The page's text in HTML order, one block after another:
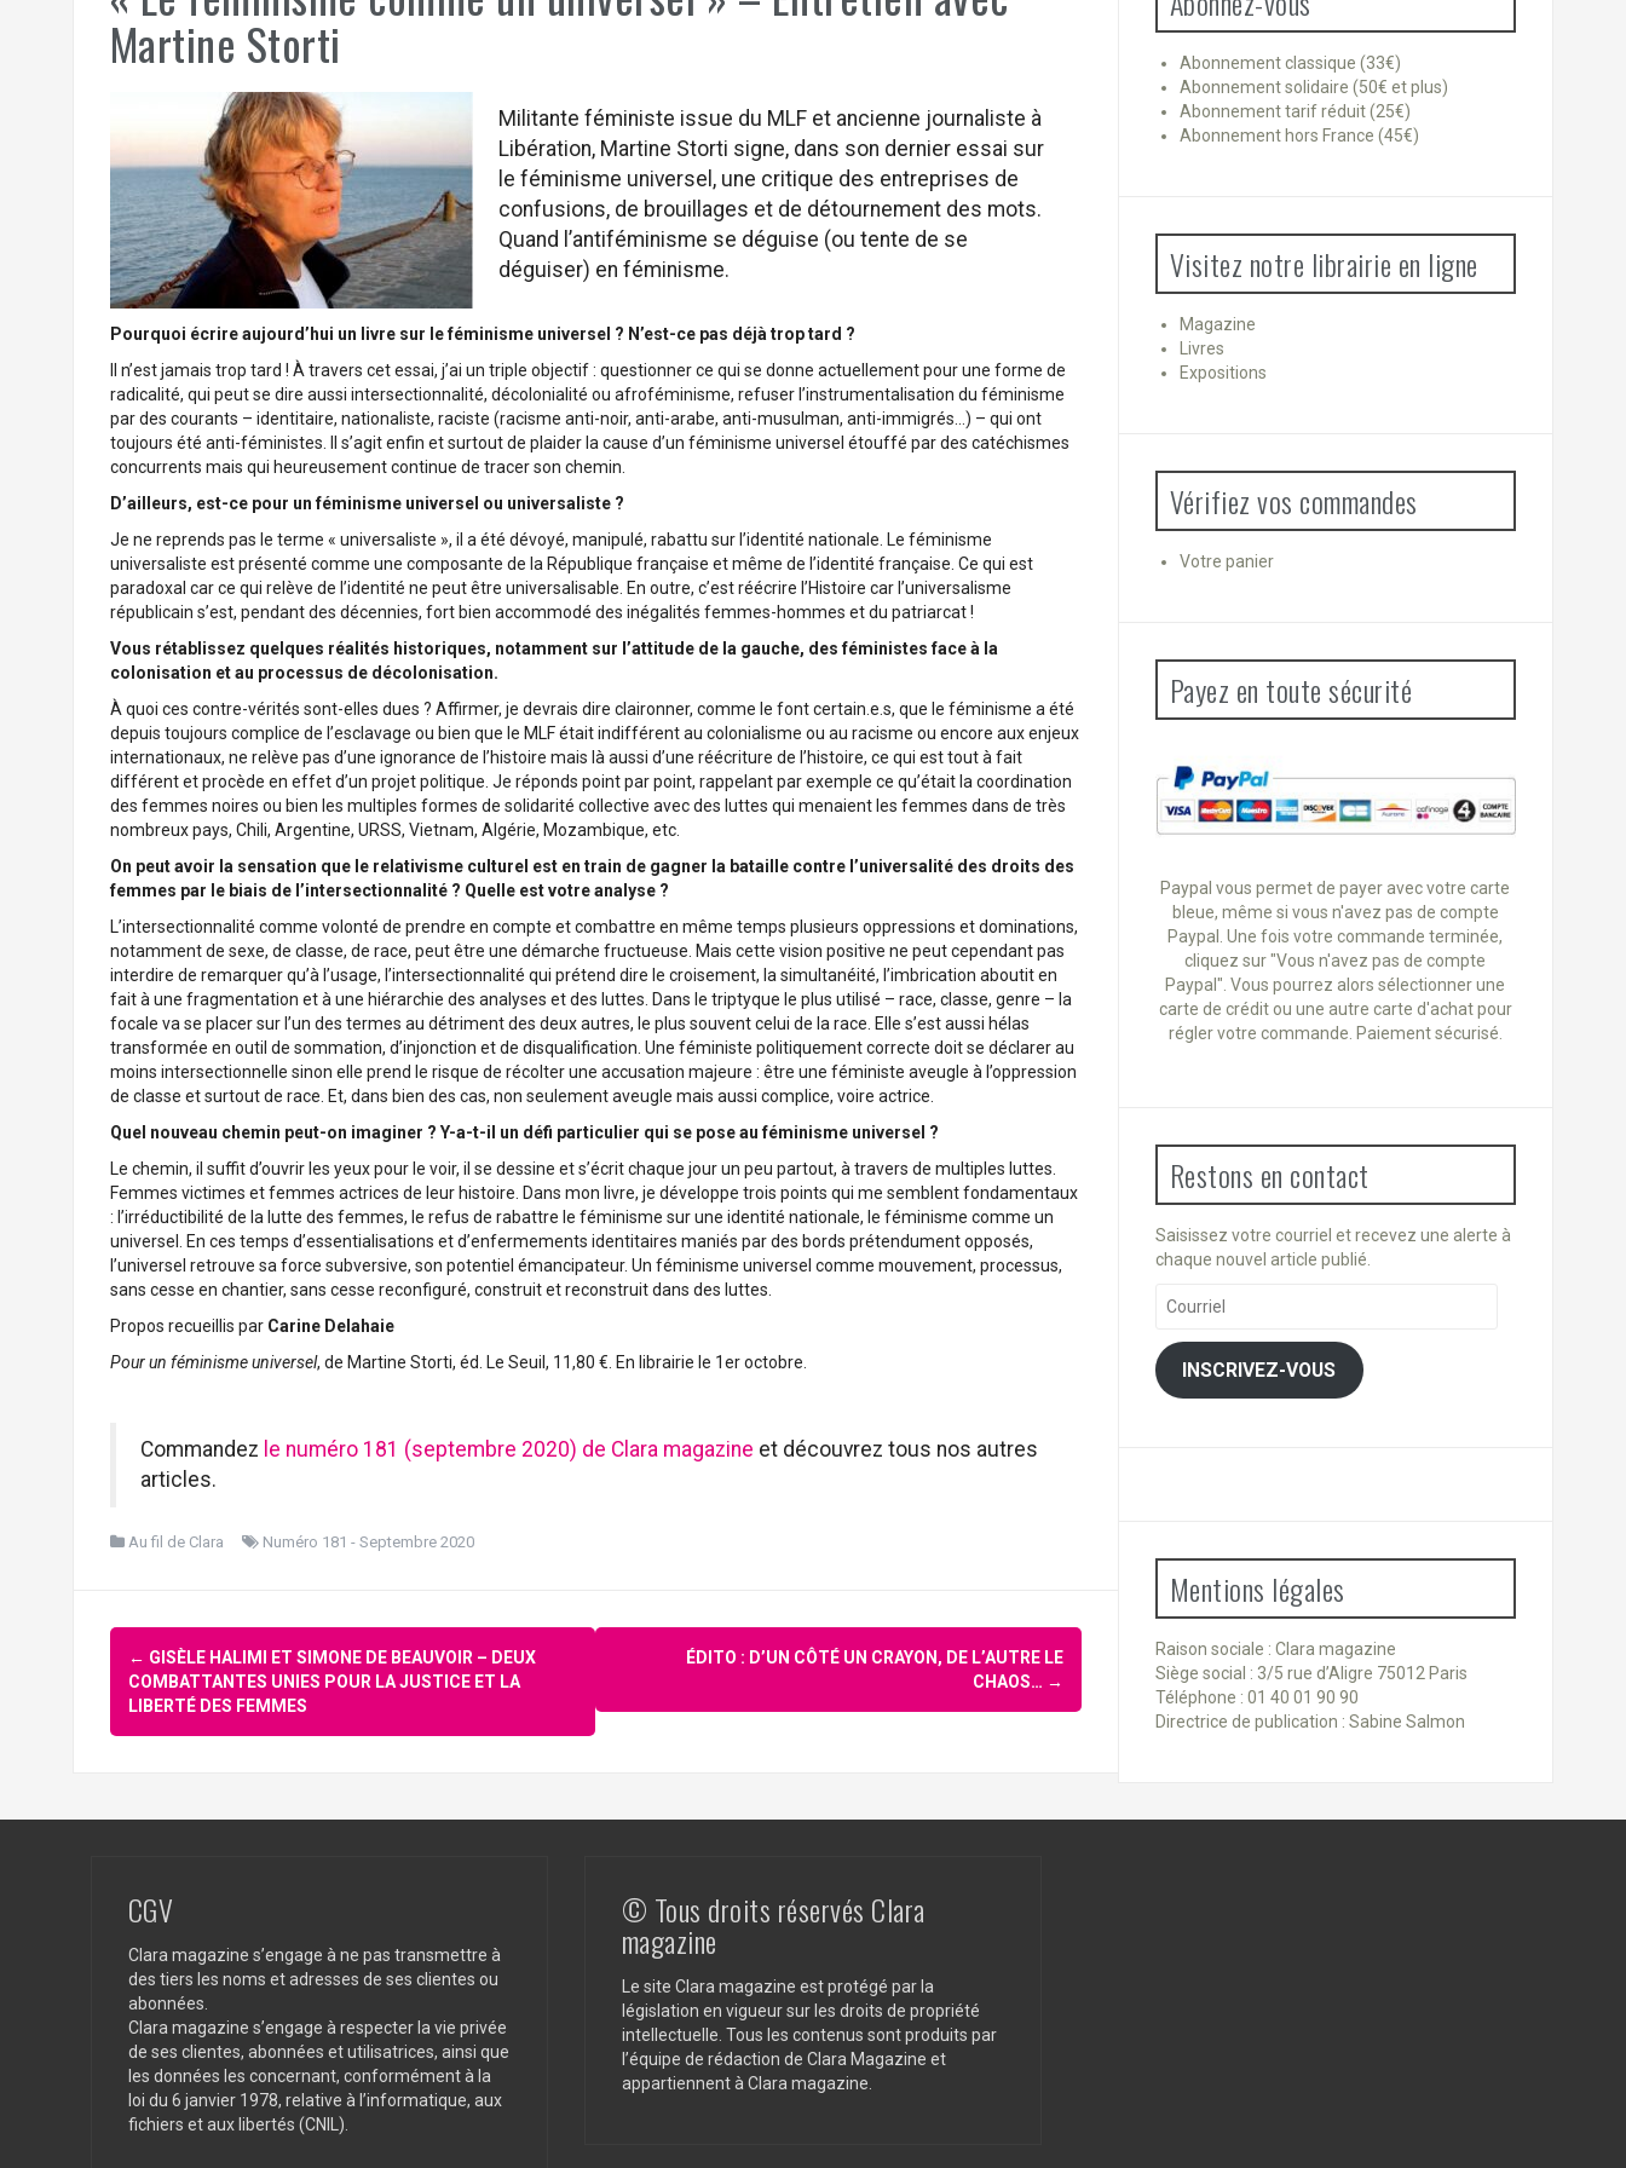
Martine Storti
Militante féministe issue du MLF et ancienne journaliste à
Libération, Martine Storti signe, dans son dernier essai sur
le féminisme universel, une critique des entreprises de
confusions, de brouillages et de détournement des mots.
Quand l’antiféminisme se déguise (ou tente de se
déguiser) en féminisme.
Pourquoi écrire aujourd’hui un livre sur le féminisme universel ? N’est-ce pas déjà trop tard ?
Il n’est jamais trop tard ! À travers cet essai, j’ai un triple objectif : questionner ce qui se donne actuellement pour une forme de
radicalité, qui peut se dire aussi intersectionnalité, décolonialité ou afroféminisme, refuser l’instrumentalisation du féminisme
par des courants – identitaire, nationaliste, raciste (racisme anti-noir, anti-arabe, anti-musulman, anti-immigrés…) – qui ont
toujours été anti-féministes. Il s’agit enfin et surtout de plaider la cause d’un féminisme universel étouffé par des catéchismes
concurrents mais qui heureusement continue de tracer son chemin.
D’ailleurs, est-ce pour un féminisme universel ou universaliste ?
Je ne reprends pas le terme « universaliste », il a été dévoyé, manipulé, rabattu sur l’identité nationale. Le féminisme
universaliste est présenté comme une composante de la République française et même de l’identité française. Ce qui est
paradoxal car ce qui relève de l’identité ne peut être universalisable. En outre, c’est réécrire l’Histoire car l’universalisme
républicain s’est, pendant des décennies, fort bien accommodé des inégalités femmes-hommes et du patriarcat !
Vous rétablissez quelques réalités historiques, notamment sur l’attitude de la gauche, des féministes face à la
colonisation et au processus de décolonisation.
À quoi ces contre-vérités sont-elles dues ? Affirmer, je devrais dire claironner, comme le font certain.e.s, que le féminisme a été
depuis toujours complice de l’esclavage ou bien que le MLF était indifférent au colonialisme ou au racisme ou encore aux enjeux
internationaux, ne relève pas d’une ignorance de l’histoire mais là aussi d’une réécriture de l’histoire, ce qui est tout à fait
différent et procède en effet d’un projet politique. Je réponds point par point, rappelant par exemple ce qu’était la coordination
des femmes noires ou bien les multiples formes de solidarité collective avec des luttes qui menaient les femmes dans de très
nombreux pays, Chili, Argentine, URSS, Vietnam, Algérie, Mozambique, etc.
On peut avoir la sensation que le relativisme culturel est en train de gagner la bataille contre l’universalité des droits des
femmes par le biais de l’intersectionnalité ? Quelle est votre analyse ?
L’intersectionnalité comme volonté de prendre en compte et combattre en même temps plusieurs oppressions et dominations,
notamment de sexe, de classe, de race, peut être une démarche fructueuse. Mais cette vision positive ne peut cependant pas
interdire de remarquer qu’à l’usage, l’intersectionnalité qui prétend dire le croisement, la simultanéité, l’imbrication aboutit en
fait à une fragmentation et à une hiérarchie des analyses et des luttes. Dans le triptyque le plus utilisé – race, classe, genre – la
focale va se placer sur l’un des termes au détriment des deux autres, le plus souvent celui de la race. Elle s’est aussi hélas
transformée en outil de sommation, d’injonction et de disqualification. Une féministe politiquement correcte doit se déclarer au
moins intersectionnelle sinon elle prend le risque de récolter une accusation majeure : être une féministe aveugle à l’oppression
de classe et surtout de race. Et, dans bien des cas, non seulement aveugle mais aussi complice, voire actrice.
Quel nouveau chemin peut-on imaginer ? Y-a-t-il un défi particulier qui se pose au féminisme universel ?
Le chemin, il suffit d’ouvrir les yeux pour le voir, il se dessine et s’écrit chaque jour un peu partout, à travers de multiples luttes.
Femmes victimes et femmes actrices de leur histoire. Dans mon livre, je développe trois points qui me semblent fondamentaux
: l’irréductibilité de la lutte des femmes, le refus de rabattre le féminisme sur une identité nationale, le féminisme comme un
universel. En ces temps d’essentialisations et d’enfermements identitaires maniés par des bords prétendument opposés,
l’universel retrouve sa force subversive, son potentiel émancipateur. Un féminisme universel comme mouvement, processus,
sans cesse en chantier, sans cesse reconfiguré, construit et reconstruit dans des luttes.
Propos recueillis par Carine Delahaie
Pour un féminisme universel, de Martine Storti, éd. Le Seuil, 11,80 €. En librairie le 1er octobre.
Commandez le numéro 181 (septembre 2020) de Clara magazine et découvrez tous nos autres
articles.
Au fil de Clara Numéro 181 - Septembre 2020
Navigation
d'article
← GISÈLE HALIMI ET SIMONE DE BEAUVOIR – DEUX
COMBATTANTES UNIES POUR LA JUSTICE ET LA
LIBERTÉ DES FEMMES
ÉDITO : D’UN CÔTÉ UN CRAYON, DE L’AUTRE LE
CHAOS… →
Abonnement classique (33€)
Abonnement solidaire (50€ et plus)
Abonnement tarif réduit (25€)
Abonnement hors France (45€)
Visitez notre librairie en ligne
Magazine
Livres
Expositions
Vérifiez vos commandes
Votre panier
Payez en toute sécurité
Paypal vous permet de payer avec votre carte
bleue, même si vous n'avez pas de compte
Paypal. Une fois votre commande terminée,
cliquez sur "Vous n'avez pas de compte
Paypal". Vous pourrez alors sélectionner une
carte de crédit ou une autre carte d'achat pour
régler votre commande. Paiement sécurisé.
Restons en contact
Saisissez votre courriel et recevez une alerte à
chaque nouvel article publié.
Courriel
INSCRIVEZ-VOUS
Mentions légales
Raison sociale : Clara magazine
Siège social : 3/5 rue d’Aligre 75012 Paris
Téléphone : 01 40 01 90 90
Directrice de publication : Sabine Salmon
CGV
Clara magazine s’engage à ne pas transmettre à
des tiers les noms et adresses de ses clientes ou
abonnées.
Clara magazine s’engage à respecter la vie privée
de ses clientes, abonnées et utilisatrices, ainsi que
les données les concernant, conformément à la
loi du 6 janvier 1978, relative à l’informatique, aux
fichiers et aux libertés (CNIL).
© Tous droits réservés Clara
magazine
Le site Clara magazine est protégé par la
législation en vigueur sur les droits de propriété
intellectuelle. Tous les contenus sont produits par
l’équipe de rédaction de Clara Magazine et
appartiennent à Clara magazine.